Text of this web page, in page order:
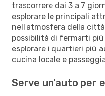
trascorrere dai 3 a 7
esplorare le principali
nell'atmosfera della
possibilità di fermarti
esplorare i quartieri più
cucina locale e
Serve un'auto per